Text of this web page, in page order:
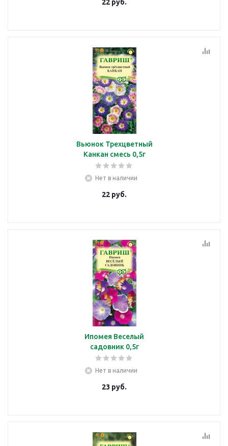
22 руб.
Вьюнок Трехцветный
Канкан смесь 0,5г
Нет в наличии
22 руб.
Ипомея Веселый
садовник 0,5г
Нет в наличии
23 руб.